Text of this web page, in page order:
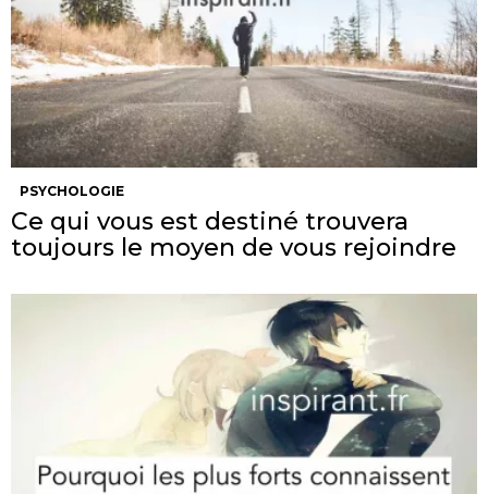
PSYCHOLOGIE
Ce qui vous est destiné trouvera
toujours le moyen de vous rejoindre